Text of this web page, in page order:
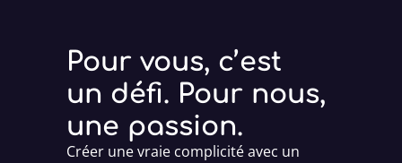
Pour vous, c’est
un défi. Pour nous,
une passion.
Créer une vraie complicité avec un